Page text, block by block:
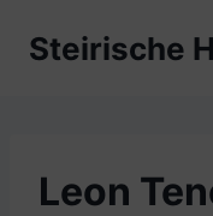
InhaltSteirische
Leon